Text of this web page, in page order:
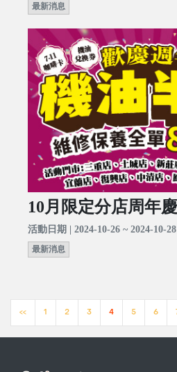
最新消息
10月限定分店周年慶
活動日期 | 2024-10-26 ~ 2024-10-28
最新消息
<< 1 2 3 4 5 6